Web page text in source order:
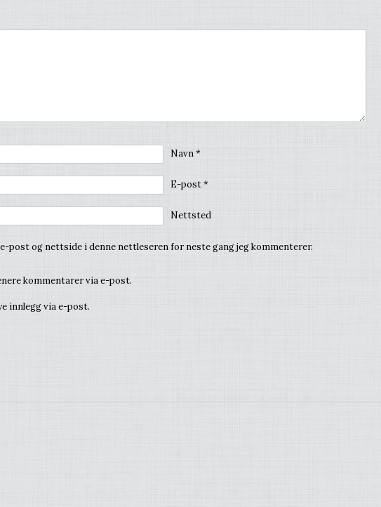
Navn*
E-post*
Nettsted
post og nettside i denne nettleseren for neste gang jeg kommenterer.
kommentarer via e-post.
innlegg via e-post.